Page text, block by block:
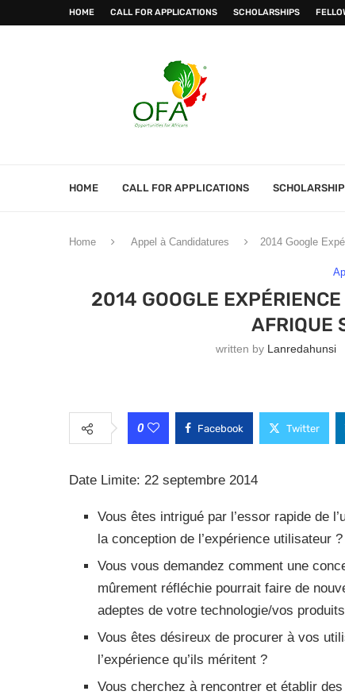
HOME CALL FOR APPLICATIONS SCHOLARSHIPS
HOME CALL FOR APPLICATIONS
Home Appel à Candidatures 2014 Google
2014 GOOGLE
AFRIQUE
written by Lanredahunsi
0 Facebook Twitter
Date Limite: 22 septembre 2014
Vous êtes intrigué par l’essor rapide de
la conception de l’expérience utilisateur ?
Vous vous demandez comment une
mûrement réfléchie pourrait faire de
adeptes de votre technologie/vos
Vous êtes désireux de procurer à vos
l’expérience qu’ils méritent ?
Vous cherchez à rencontrer et établir